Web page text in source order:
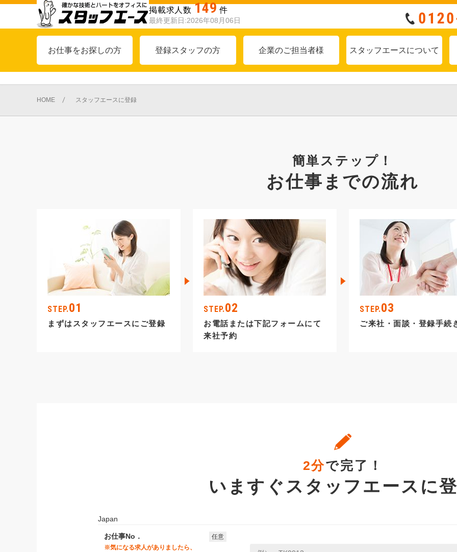
掲載求人数 149 件
最終更新日:2026年08月06日
お仕事をお探しの方 登録スタッフの方 企業のご担当者様 スタッフエースについて
HOME スタッフエースに登録
簡単ステップ！
お仕事までの流れ
STEP.01
まずはスタッフエースにご登録
STEP.02
お電話または下記フォームにて
来社予約
STEP.03
ご来社・面談・登録手続
2分で完了！
いますぐスタッフエースに
Japan
お仕事No．
※気になる求人がありましたら、
任意